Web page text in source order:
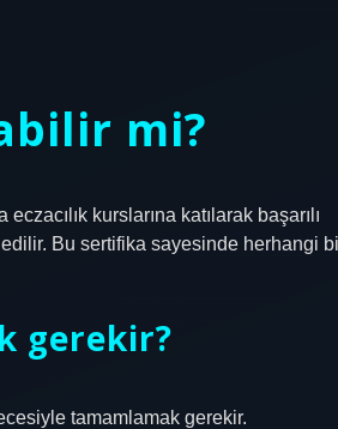
mi?
kurslarına katılarak başarılı
Bu sertifika sayesinde herhangi
gerekir?
tamamlamak gerekir.